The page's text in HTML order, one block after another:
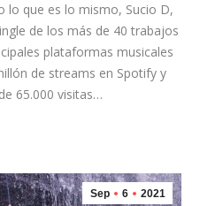
lo que es lo mismo, Sucio D,
de los más de 40 trabajos
plataformas musicales
de streams en Spotify y
65.000 visitas…
Sep 6 2021